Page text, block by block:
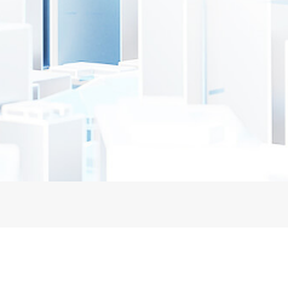
建築士定期講習
図書
購入について